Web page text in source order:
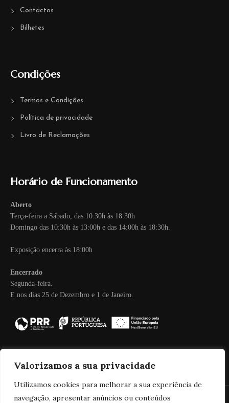
Valorizamos a sua privacidade
Utilizamos cookies para melhorar a sua experiência de
navegação, apresentar anúncios ou conteúdos
Contactos
Bilhetes
Condições
Termos e Condições
Política de privacidade
Livro de Reclamações
Horário de Funcionamento
Aberto
Terça-feira a Sábado, das 10:30h às 18:30h
Domingo das 10:30h às 13:00h e das 14:00h às 18:30h.
Exposição encerra às 18:00h
Encerrado
Segunda-feira.
E nos dias 25 de Dezembro e 1 de Janeiro.